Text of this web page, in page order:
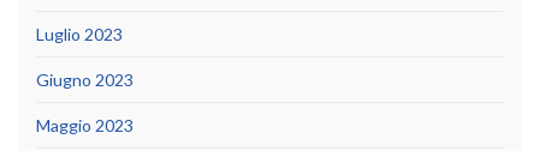
Luglio 2023
Giugno 2023
Maggio 2023